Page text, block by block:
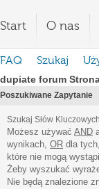
Start O nas
FAQ Szukaj
dupiate forum
Poszukiwane Zapytanie
Szukaj Słów
Możesz używać AND
wynikach, OR dla
które nie mogą
Żeby wyszukać
Nie będą znalezione